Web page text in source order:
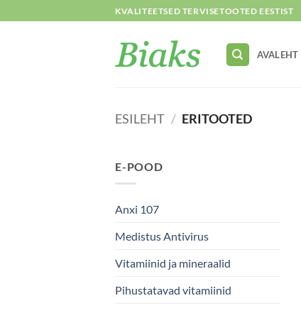
to
KVALITEETSED TERVISETOOTED EESTIST
AVALEHT
ESILEHT / ERITOOTED
E-POOD
Anxi 107
Medistus Antivirus
Vitamiinid ja mineraalid
Pihustatavad vitamiinid